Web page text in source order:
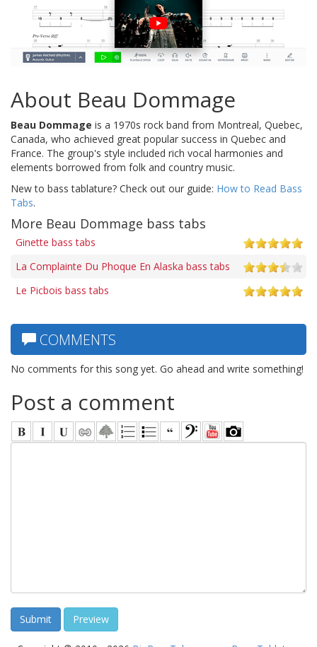
About Beau Dommage
Beau Dommage is a 1970s rock band from Montreal, Quebec,
Canada, who achieved great popular success in Quebec and
France. The group's style included rich vocal harmonies and
elements borrowed from folk and country music.
New to bass tablature? Check out our guide: How to Read Bass
Tabs.
More Beau Dommage bass tabs
Ginette bass tabs
La Complainte Du Phoque En Alaska bass tabs
Le Picbois bass tabs
COMMENTS
No comments for this song yet. Go ahead and write something!
Post a comment